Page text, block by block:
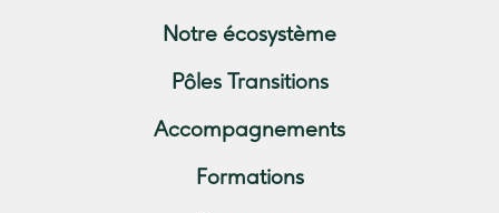
Notre écosystème
Pôles Transitions
Accompagnements
Formations